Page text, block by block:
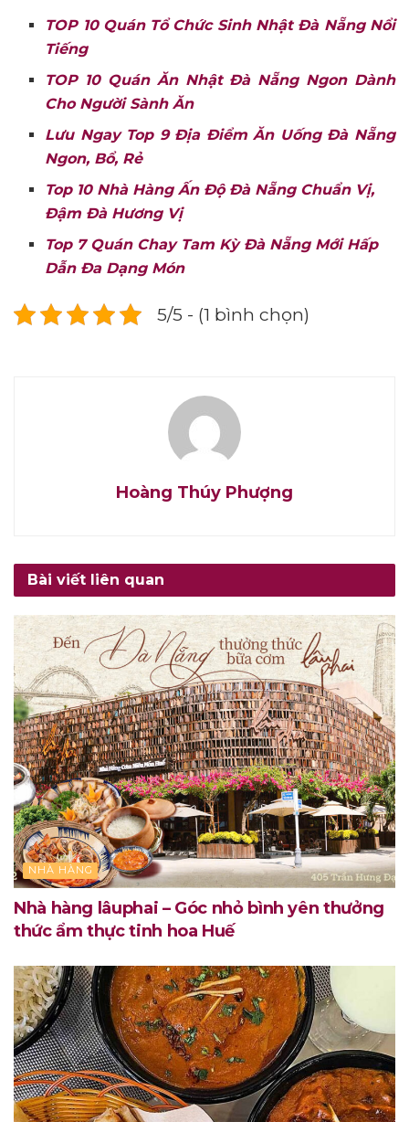
TOP 10 Quán Tổ Chức Sinh Nhật Đà Nẵng Nổi
Tiếng
TOP 10 Quán Ăn Nhật Đà Nẵng Ngon Dành
Cho Người Sành Ăn
Lưu Ngay Top 9 Địa Điểm Ăn Uống Đà Nẵng
Ngon, Bổ, Rẻ
Top 10 Nhà Hàng Ấn Độ Đà Nẵng Chuẩn Vị,
Đậm Đà Hương Vị
Top 7 Quán Chay Tam Kỳ Đà Nẵng Mới Hấp
Dẫn Đa Dạng Món
5/5 - (1 bình chọn)
Hoàng Thúy Phượng
Bài viết liên quan
NHÀ HÀNG
Nhà hàng lâuphai – Góc nhỏ bình yên thưởng
thức ẩm thực tinh hoa Huế